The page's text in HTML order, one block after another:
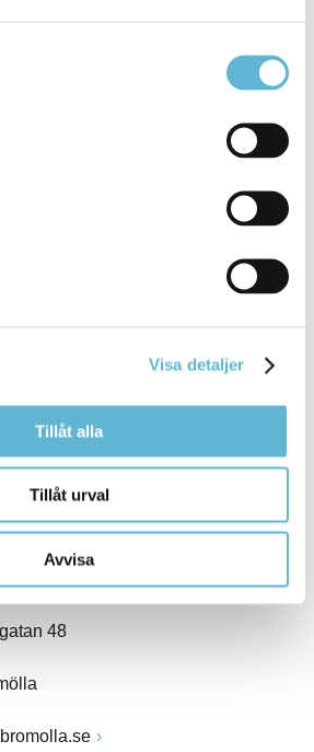
Visa detaljer
Tillåt alla
Tillåt urval
Avvisa
48